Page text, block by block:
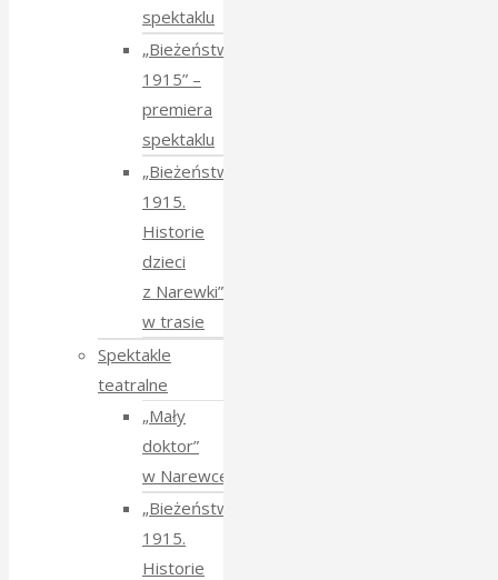
spektaklu
„Bieżeństwo
1915” –
premiera
spektaklu
„Bieżeństwo
1915.
Historie
dzieci
z Narewki”
w trasie
Spektakle
teatralne
„Mały
doktor”
w Narewce
„Bieżeństwo
1915.
Historie